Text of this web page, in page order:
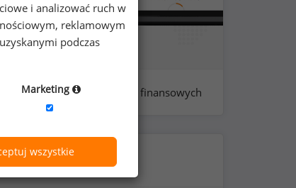
próba: 924 - analityków finansowych
i analizować ruch w
reklamowym
podczas
Marketing
wszystkie